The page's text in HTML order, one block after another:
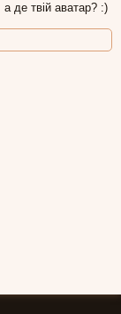
а де твій аватар? :)